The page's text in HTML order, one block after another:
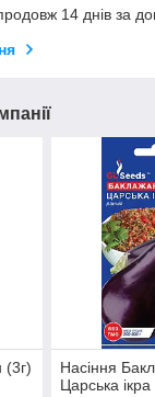
14 днів за
(3г)
Насіння
Царська ікра